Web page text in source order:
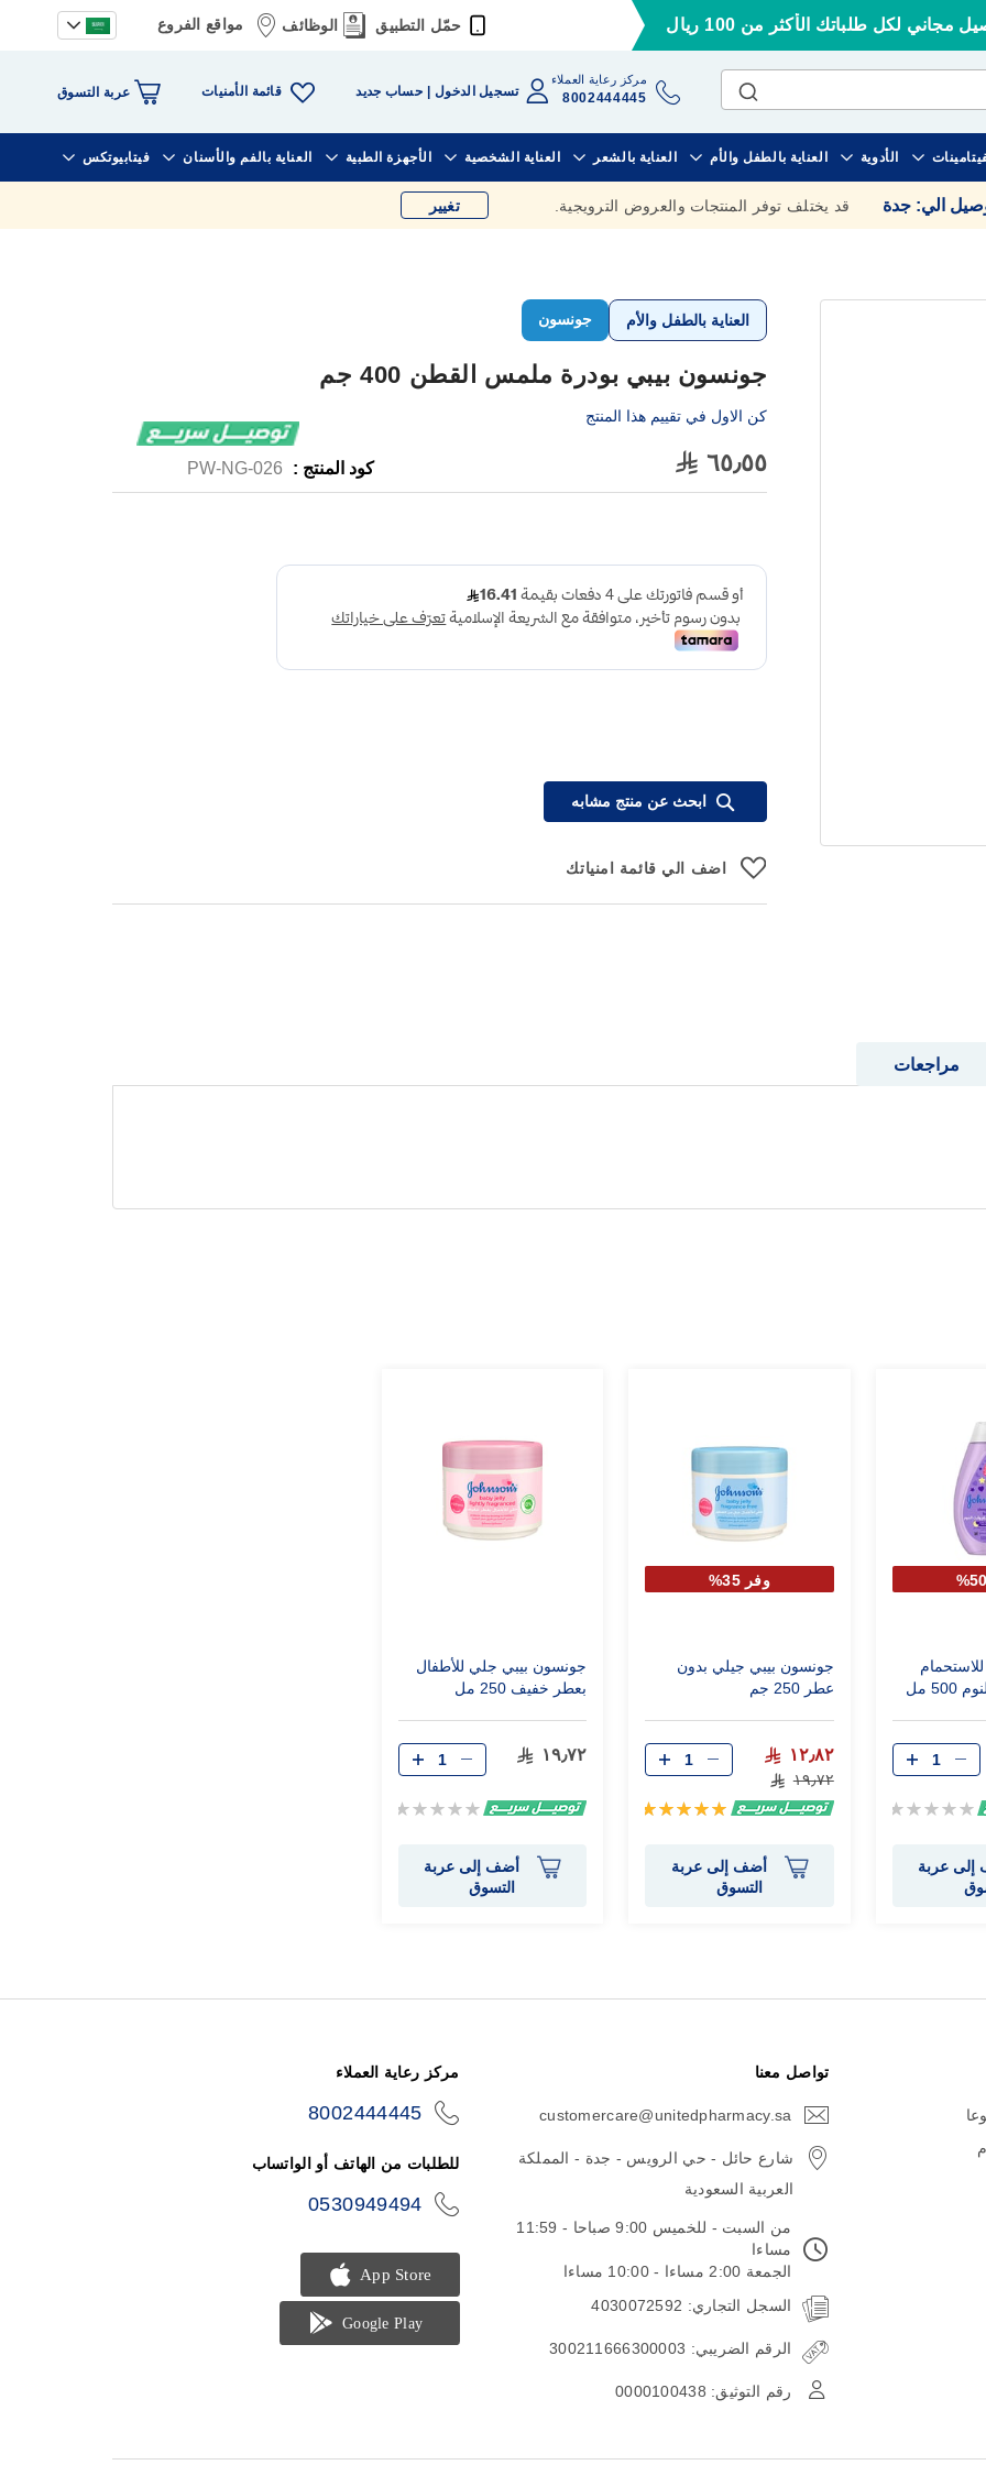
مجاني لكل طلباتك الأكثر من 100 ريال حمّل التطبيق الوظائف مواقع الفروع
مركز رعاية العملاء
8002444445 تسجيل الدخول حساب جديد قائمة الأمنيات عربة التسوق
الأدوية العناية بالطفل والأم العناية بالشعر العناية الشخصية الأجهزة الطبية العناية بالفم والأسنان فيتابيوتكس
الي: جدة قد يختلف توفر المنتجات والعروض الترويجية. تغيير
العناية بالطفل والأم جونسون
جونسون بيبي بودرة ملمس القطن 400 جم
كن الاول في تقييم هذا المنتج
٦٥٫٥٥ كود المنتج : PW-NG-026
ابحث عن منتج مشابه
اضف الي قائمة امنياتك
مراجعات
مل
Rating:
عربة
وفر 35%
جونسون بيبي جيلي بدون
عطر 250 جم
١٢٫٨٢
١٩٫٧٢
تقييم:
أضف إلى عربة
التسوق
جونسون بيبي جلي للأطفال
بعطر خفيف 250 مل
١٩٫٧٢
Rating:
أضف إلى عربة
التسوق
تواصل معنا
customercare@unitedpharmacy.sa
شارع حائل - حي الرويس - جدة - المملكة
العربية السعودية
من السبت - للخميس 9:00 صباحا - 11:59
مساءا
الجمعة 2:00 مساءا - 10:00 مساءا
السجل التجاري: 4030072592
الرقم الضريبي: 300211666300003
رقم التوثيق: 0000100438
مركز رعاية العملاء
8002444445
للطلبات من الهاتف أو الواتساب
0530949494